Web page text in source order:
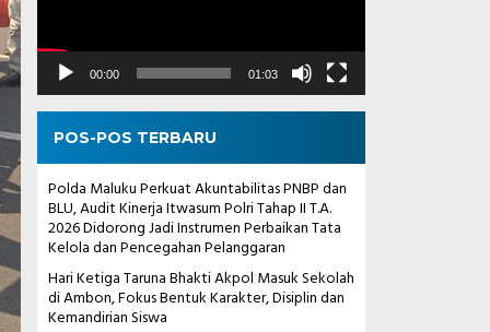
00:00 01:03
POS-POS TERBARU
Polda Maluku Perkuat Akuntabilitas PNBP dan
BLU, Audit Kinerja Itwasum Polri Tahap II T.A.
2026 Didorong Jadi Instrumen Perbaikan Tata
Kelola dan Pencegahan Pelanggaran
Hari Ketiga Taruna Bhakti Akpol Masuk Sekolah
di Ambon, Fokus Bentuk Karakter, Disiplin dan
Kemandirian Siswa